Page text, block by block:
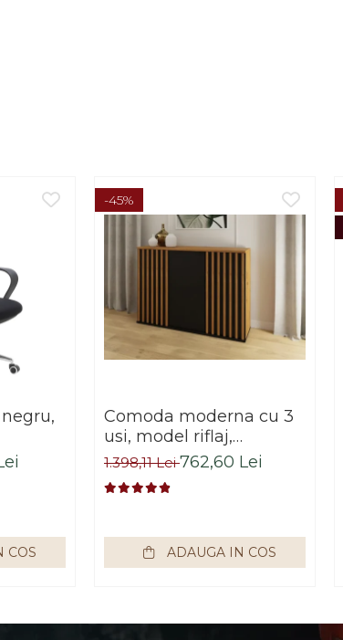
COS
-45%
Comoda moderna cu 3
usi, model riflaj,
negru/stejar artisan,
120x88x44 cm, Bortis
impex
1.398,11 Lei762,60 Lei
ADAUGA IN COS